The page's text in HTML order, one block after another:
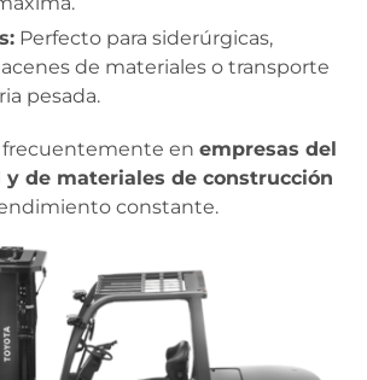
Perfecto para siderúrgicas,
de materiales o transporte
pesada.
frecuentemente en empresas del
de materiales de construcción
constante.